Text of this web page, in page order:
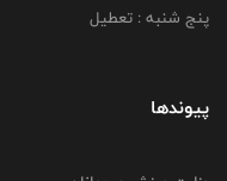
پنج شنبه : تعطیل
پیوندها